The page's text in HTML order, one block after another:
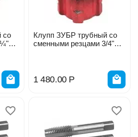
со
Клупп ЗУБР трубный со
сменными резцами 3/4"
1 480.00 Р